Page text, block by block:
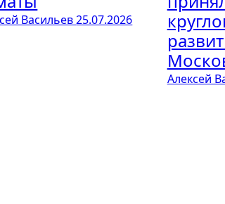
Васильев25.07.2026
Алексей